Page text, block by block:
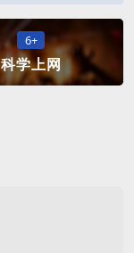
6+
科学上网